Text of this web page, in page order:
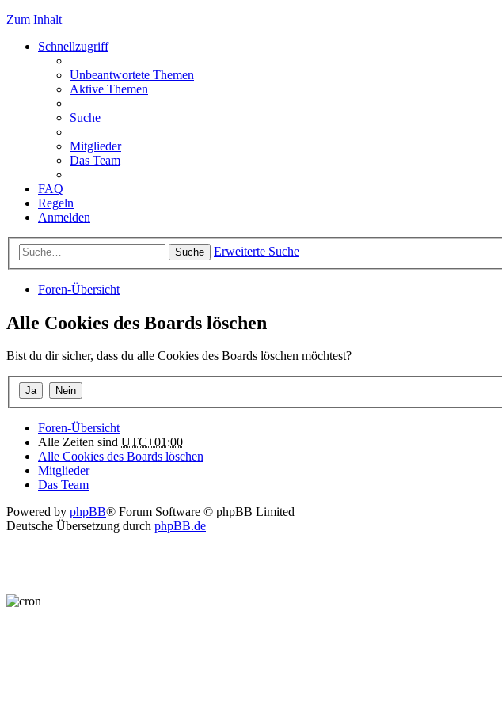
Zum Inhalt
Schnellzugriff
Unbeantwortete Themen
Aktive Themen
Suche
Mitglieder
Das Team
FAQ
Regeln
Anmelden
Suche Erweiterte Suche
Foren-Übersicht
Alle Cookies des Boards löschen
Bist du dir sicher, dass du alle Cookies des Boards löschen möchtest?
Foren-Übersicht
Alle Zeiten sind UTC+01:00
Alle Cookies des Boards löschen
Mitglieder
Das Team
Powered by phpBB® Forum Software © phpBB Limited
Deutsche Übersetzung durch phpBB.de